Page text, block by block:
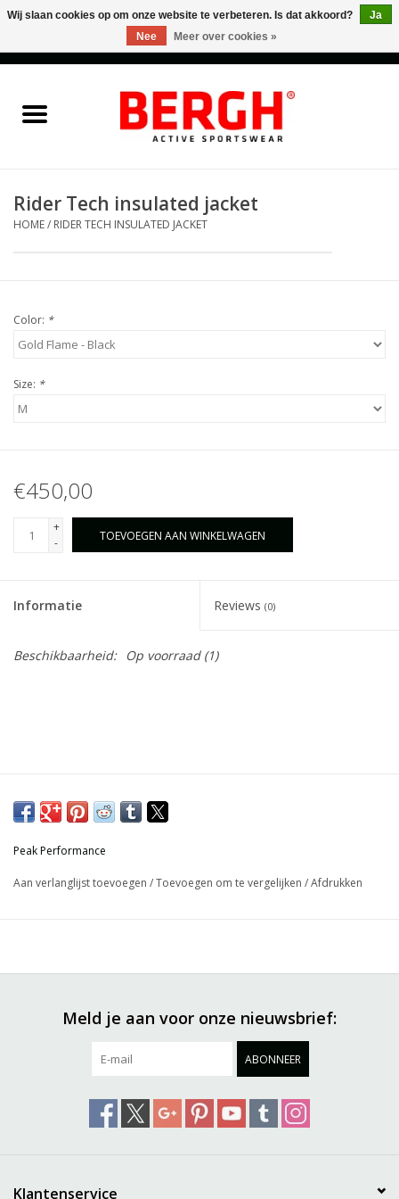
Cadeaubonnen
Merken
Rider Tech insulated jacket
HOME/ RIDER TECH INSULATED JACKET
Color: *
Size: *
€450,00
+
-
TOEVOEGEN AAN WINKELWAGEN
Informatie Reviews (0)
Beschikbaarheid: Op voorraad(1)
Peak Performance
Aan verlanglijst toevoegen /Toevoegen om te vergelijken /Afdrukken
Meld je aan voor onze nieuwsbrief:
ABONNEER
Klantenservice
Wij slaan cookies op om onze website te verbeteren. Is dat akkoord?
Ja
Nee
Meer over cookies »